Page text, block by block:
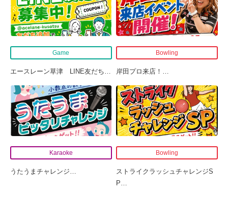
Game
エースレーン草津 LINE友だち…
Bowling
岸田プロ来店！ …
Karaoke
うたうまチャレンジ…
Bowling
ストライクラッシュチャレンジS
P…